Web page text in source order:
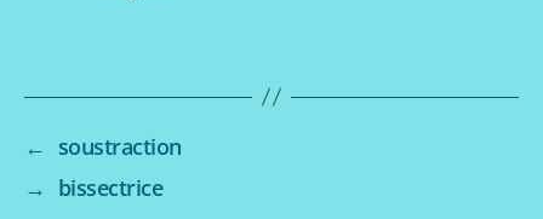
← soustraction
→ bissectrice